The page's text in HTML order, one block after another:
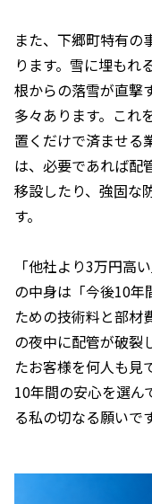
また、下郷町特有の
ります。雪に埋もれ
根からの落雪が直撃
多々あります。これ
置くだけで済ませる
は、必要であれば配
移設したり、強固な
す。
「他社より3万円高
の中身は「今後10年
ための技術料と部材
の夜中に配管が破裂
たお客様を何人も見
10年間の安心を選ん
る私の切なる願いです